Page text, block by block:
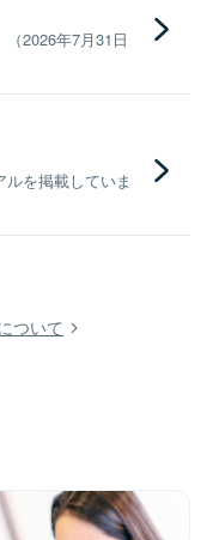
2026年7月31日
を掲載していま
ついて